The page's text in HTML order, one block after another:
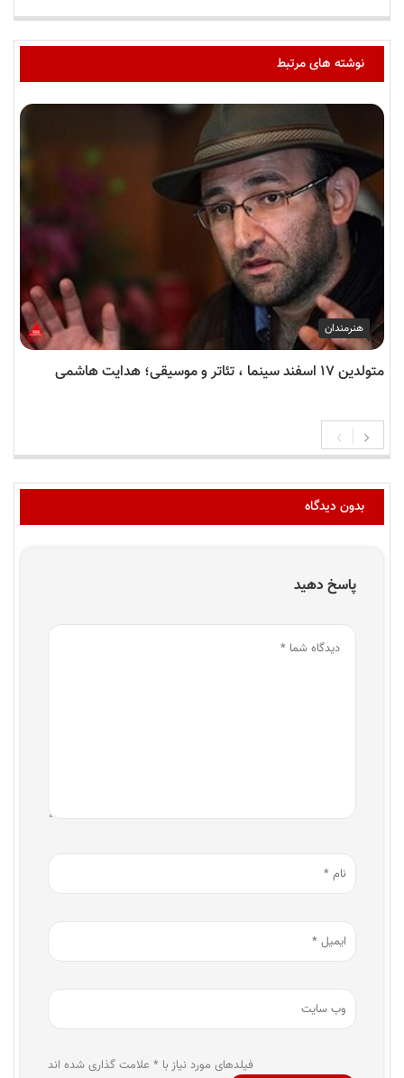
نوشته های مرتبط
هنرمندان
متولدین ۱۷ اسفند سینما ، تئاتر و موسیقی؛ هدایت هاشمی
بدون دیدگاه
پاسخ دهید
فیلدهای مورد نیاز با * علامت گذاری شده اند